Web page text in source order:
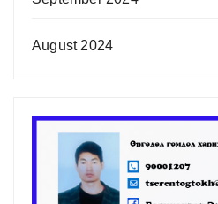
August 2024